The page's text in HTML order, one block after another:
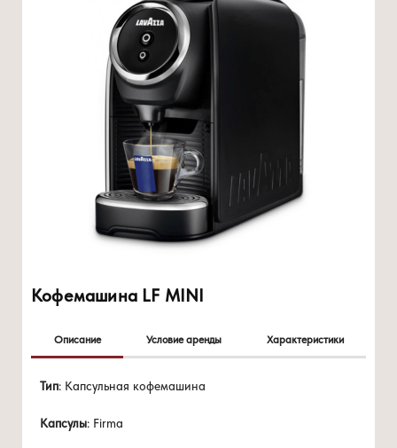
Кофемашина LF MINI
Описание Условие аренды Характеристики
Тип: Капсульная кофемашина
Капсулы: Firma
Цена 0 руб./меспри покупке
Кофемашина автомат.
(эспрессо и американо)